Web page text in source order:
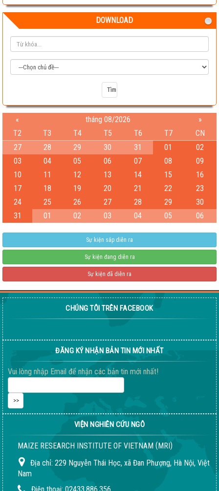
Test
04-08-2026 06:15:38 PM
04-08-2026 06:14:37 PM
DOWNLOAD
« tháng 08/2026
»
T2
T3 T4 T5 T6 T7
CN
27
28 29 30 31 01
02
03
04 05 06 07 08
09
10
11 12 13 14 15
16
17
18 19 20 21 22
23
24
25 26 27 28 29
30
31
01 02 03 04 05 06
Sự kiện sắp diễn ra
Sự kiện đang diễn ra
Sự kiện đã diễn ra
CHÚNG TÔI TRÊN FACEBOOK
ĐĂNG KÝ NHẬN BẢN TIN MỚI NHẤT
Vui lòng nhập Email để nhận các bản tin mới nhất!
VIỆN NGHIÊN CỨU NGÔ
MAIZE RESEARCH INSTITUTE OF VIETNAM (MRI)
Địa chỉ: 229 Nguyễn Thái Học, xã Đan Phượng, Hà Nội, Việt
Nam